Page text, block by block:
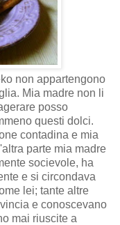
non appartengono
Mia madre non li
posso
questi dolci.
contadina e mia
parte mia madre
socievole, ha
e si circondava
lei; tante altre
e conoscevano
mai riuscite a